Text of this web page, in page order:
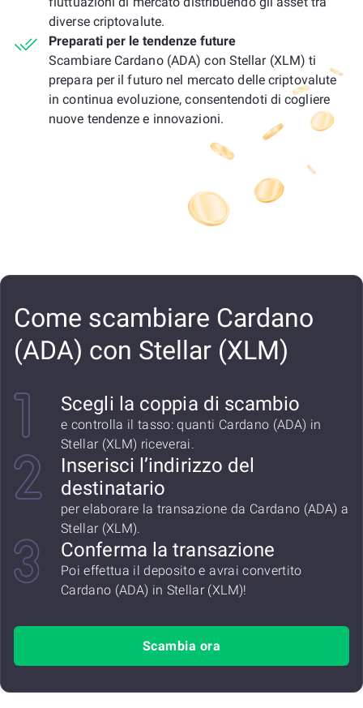
diverse criptovalute.
Preparati per le tendenze future
Scambiare Cardano (ADA) con Stellar (XLM) ti
prepara per il futuro nel mercato delle criptovalute
in continua evoluzione, consentendoti di cogliere
nuove tendenze e innovazioni.
Come scambiare Cardano
(ADA) con Stellar (XLM)
Scegli la coppia di scambio
e controlla il tasso: quanti Cardano (ADA) in
Stellar (XLM) riceverai.
Inserisci l’indirizzo del
destinatario
per elaborare la transazione da Cardano (ADA) a
Stellar (XLM).
Conferma la transazione
Poi effettua il deposito e avrai convertito
Cardano (ADA) in Stellar (XLM)!
Scambia ora